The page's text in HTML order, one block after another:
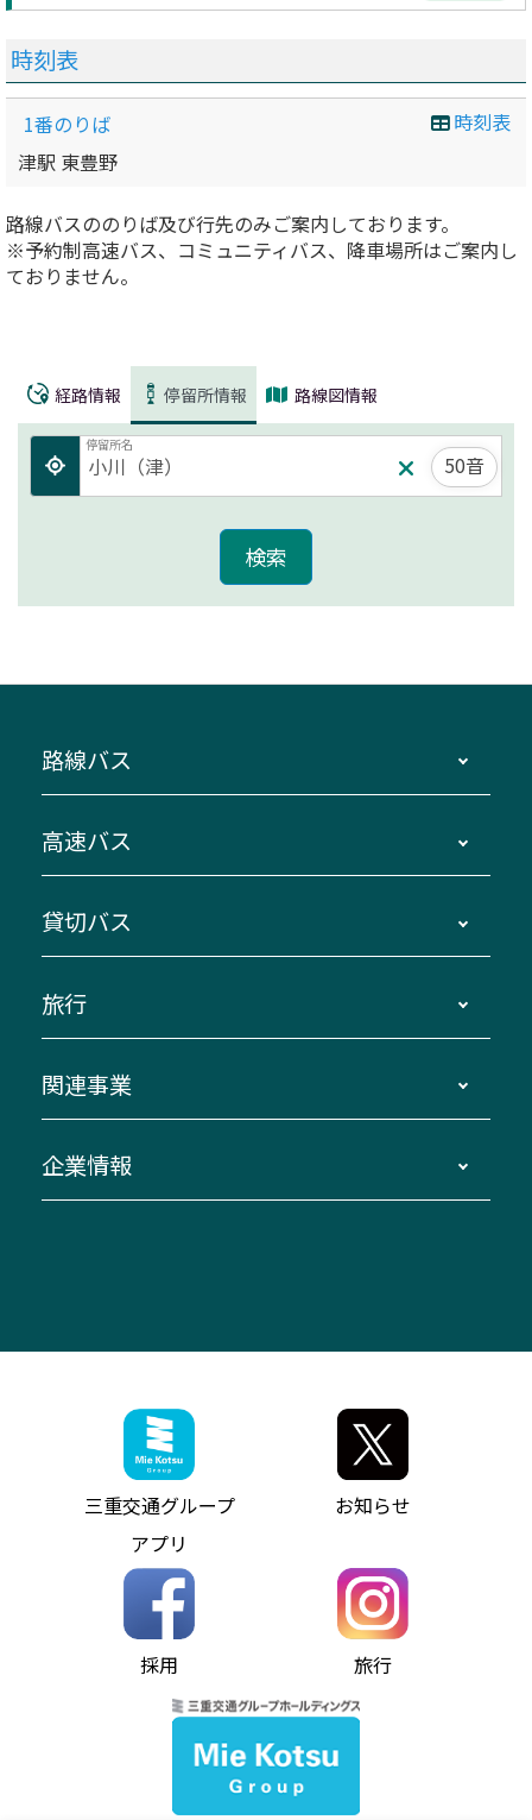
時刻表
時刻表
1番のりば
津駅 東豊野
路線バスののりば及び行先のみご案内しております。
※予約制高速バス、コミュニティバス、降車場所はご案内し
ておりません。
経路情報 停留所情報 路線図情報
停留所名
50音
路線バス
主要停留所案内図・時刻表
路線バスのご利用方法
三重交通接近情報バスロケーションシステム
ダイヤ改正情報
迂回・休止について
臨時バスについて
伊勢二見鳥羽周遊バスCANばす
「みえブルーライン」（三重大学病院直通バ
神都ライナー
ミジュマルのラッピングバス（鈴鹿管内）
参宮バス
神都バス
パールシャトル
バス情報の見える化
コミュニティバス
バス・タクシー交通広告
異常事態発生時のお願い
高速バス
南紀・VISON～横浜・東京・埼玉
伊賀～名古屋
南紀～VISON～名古屋
湯の山温泉～名古屋
桑名・長島温泉・金城ふ頭駅～中部国際空港
（休止中）
お客様駐車場のご案内
アイコンの説明
インターネット予約
よくあるご質問
お問い合わせ
貸切バス
貸切バスのご利用について
お問い合わせ
旅行
貸切バス団体旅行
美し国周遊ばす
関連事業
自家用自動車車両運行管理
ザ・バスコレクション三重交通バスセット
三重交通公式グッズ
企業情報
ファンコーナー
お問い合わせ
お知らせ・最新情報一覧
ニュースリリース
お問い合わせ
個人情報保護方針
ソーシャルメディア運用ポリシー
ホームページのご利用にあたって
Notes for Using this Website
三重交通グループ
アプリ
お知らせ
採用 旅行